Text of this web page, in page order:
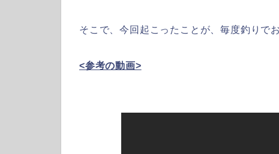
そこで、今回起こったことが、毎度釣りで
<参考の動画>